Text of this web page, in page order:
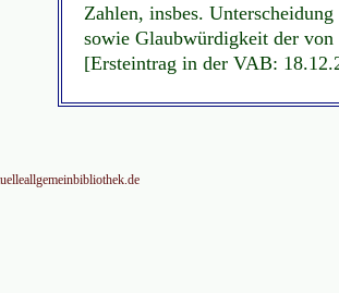
Zahlen, insbes.
sowie Glaubwürdigkeit der von
[Ersteintrag in der VAB: